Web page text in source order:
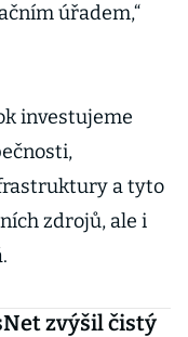
úřadem,“
investujeme
a tyto
zdrojů, ale i
zvýšil čistý